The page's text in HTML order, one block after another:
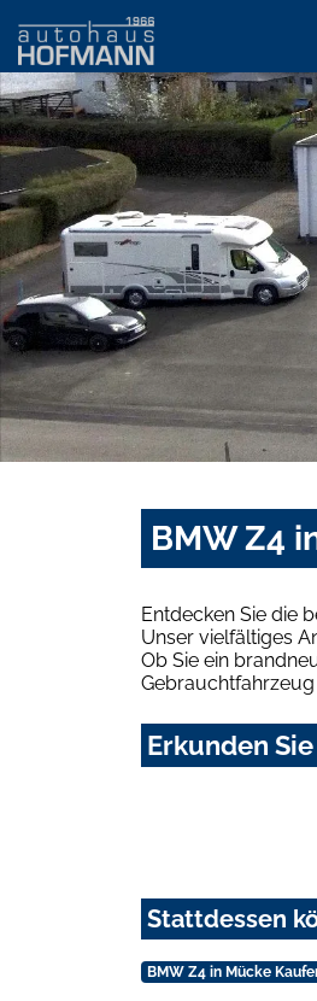
BMW Z4
Entdecken Sie die
Unser vielfältiges
Ob Sie ein
Gebrauchtfahrzeug
Erkunden
Stattdessen
BMW Z4 in Mücke